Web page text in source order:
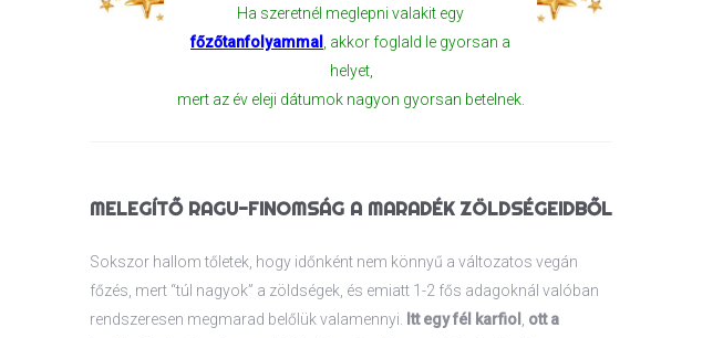
Ha szeretnél meglepni valakit egy
főzőtanfolyammal
, akkor foglald le gyorsan a
helyet,
mert az év eleji dátumok nagyon gyorsan betelnek.
MELEGÍTŐ RAGU-FINOMSÁG A MARADÉK ZÖLDSÉGEIDBŐL
Sokszor hallom tőletek, hogy időnként nem könnyű a változatos vegán
főzés, mert “túl nagyok” a zöldségek, és emiatt 1-2 fős adagoknál valóban
rendszeresen megmarad belőlük valamennyi.
Itt egy fél karfiol
ott a